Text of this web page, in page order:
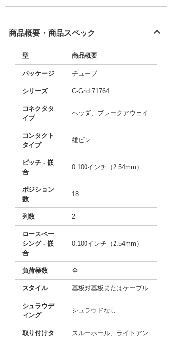
商品概要・商品スペック
型 商品概要
パッケージ チューブ
シリーズ C-Grid 71764
コネクタタ
イプ
ヘッダ、ブレークアウェイ
コンタクト
タイプ
雄ピン
ピッチ - 嵌
合
0.100インチ（2.54mm）
ポジション
数
18
列数 2
ロースペー
シング - 嵌
合
0.100インチ（2.54mm）
負荷極数 全
スタイル 基板対基板またはケーブル
シュラウデ
ィング
シュラウドなし
取り付けタ
スルーホール、ライトアン